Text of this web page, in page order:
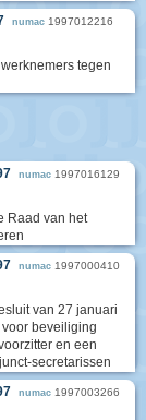
numac 1997012216
tegen
numac 1997016129
Raad van het
numac 1997000410
van 27 januari
beveiliging
en een
secretarissen
numac 1997003266